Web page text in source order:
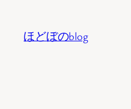
ほどぼのblog